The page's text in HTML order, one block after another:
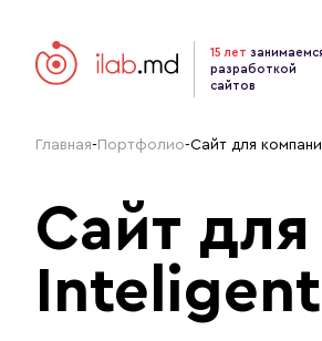
15 лет
разработкой
сайтов
Главная- Портфолио-Сайт для
Сайт